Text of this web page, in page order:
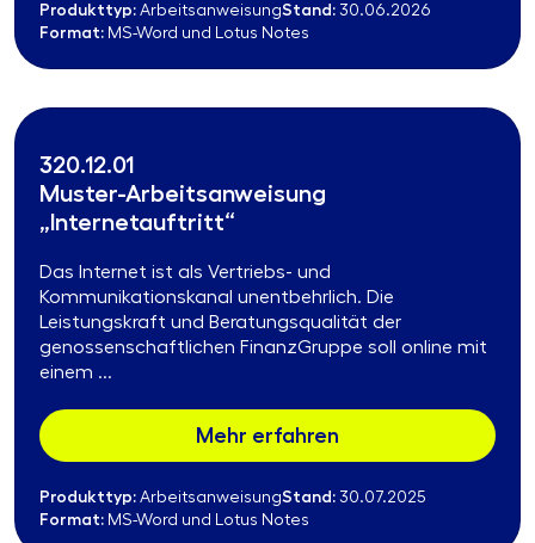
Produkttyp: ArbeitsanweisungStand: 30.06.2026
Format: MS-Word und Lotus Notes
320.12.01
Muster-Arbeitsanweisung
„Internetauftritt“
Das Internet ist als Vertriebs- und
Kommunikationskanal unentbehrlich. Die
Leistungskraft und Beratungsqualität der
genossenschaftlichen FinanzGruppe soll online mit
einem ...
Mehr erfahren
Produkttyp: ArbeitsanweisungStand: 30.07.2025
Format: MS-Word und Lotus Notes